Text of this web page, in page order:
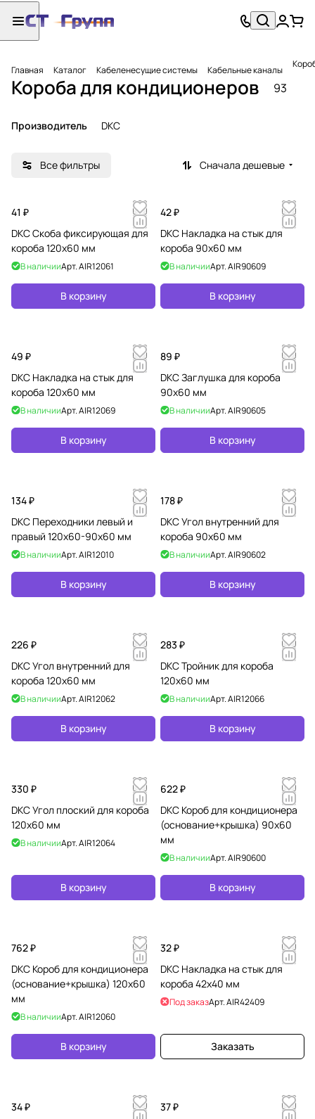
Главная Каталог Кабеленесущие системы Кабельные каналы
Короба для кондиционеров 93
Производитель DKC
Все фильтры Сначала дешевые
41 ₽
DKC Скоба фиксирующая для
короба 120х60 мм
В наличииАрт.AIR12061
В корзину
42 ₽
DKC Накладка на стык для
короба 90х60 мм
В наличииАрт.AIR90609
В корзину
49 ₽
DKC Накладка на стык для
короба 120х60 мм
В наличииАрт.AIR12069
В корзину
89 ₽
DKC Заглушка для короба
90х60 мм
В наличииАрт.AIR90605
В корзину
134 ₽
DKC Переходники левый и
правый 120х60-90х60 мм
В наличииАрт.AIR12010
В корзину
178 ₽
DKC Угол внутренний для
короба 90х60 мм
В наличииАрт.AIR90602
В корзину
226 ₽
DKC Угол внутренний для
короба 120х60 мм
В наличииАрт.AIR12062
В корзину
283 ₽
DKC Тройник для короба
120х60 мм
В наличииАрт.AIR12066
В корзину
330 ₽
DKC Угол плоский для короба
120х60 мм
В наличииАрт.AIR12064
В корзину
622 ₽
DKC Короб для кондиционера
(основание+крышка) 90х60
мм
В наличииАрт.AIR90600
В корзину
762 ₽
DKC Короб для кондиционера
(основание+крышка) 120х60
мм
В наличииАрт.AIR12060
В корзину
32 ₽
DKC Накладка на стык для
короба 42х40 мм
Под заказАрт.AIR42409
Заказать
34 ₽
37 ₽